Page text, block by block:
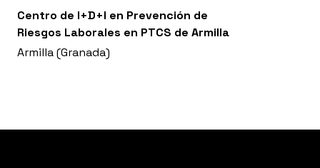
Centro de I+D+I en Prevención de
Riesgos Laborales en PTCS de Armilla
Armilla (Granada)